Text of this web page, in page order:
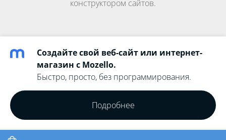
конструктором сайтов.
Создайте свой веб-сайт или интернет-
магазин с Mozello.
Быстро, просто, без программирования.
Подробнее